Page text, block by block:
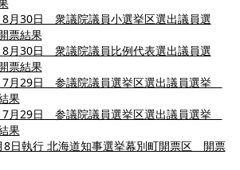
月30日 衆議院議員小選挙区選出議員選
票結果
月30日 衆議院議員比例代表選出議員選
票結果
7月29日 参議院議員選挙区選出議員選挙
果
7月29日 参議院議員選挙区選出議員選挙
果
8日執行 北海道知事選挙幕別町開票区 開票